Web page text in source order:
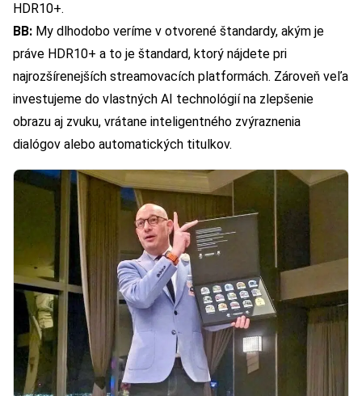
HDR10+.
BB: My dlhodobo veríme v otvorené štandardy, akým je
práve HDR10+ a to je štandard, ktorý nájdete pri
najrozšírenejších streamovacích platformách. Zároveň veľa
investujeme do vlastných AI technológií na zlepšenie
obrazu aj zvuku, vrátane inteligentného zvýraznenia
dialógov alebo automatických titulkov.